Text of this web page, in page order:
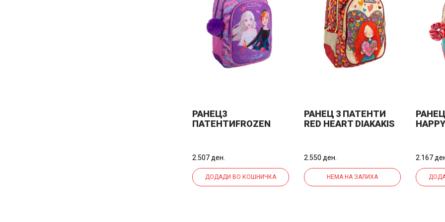
РАНЕЦ3
ПАТЕНТИFROZEN
MUST
00056421432*43*18Ц
ММИКС
2.507 ден.
ДОДАДИ ВО КОШНИЧКА
РАНЕЦ 3 ПАТЕНТИ
RED HEART DIAKAKIS
НОВ УВОЗ НЕБО
2.550 ден.
НЕМА НА ЗАЛИХА
НОВ
2.167